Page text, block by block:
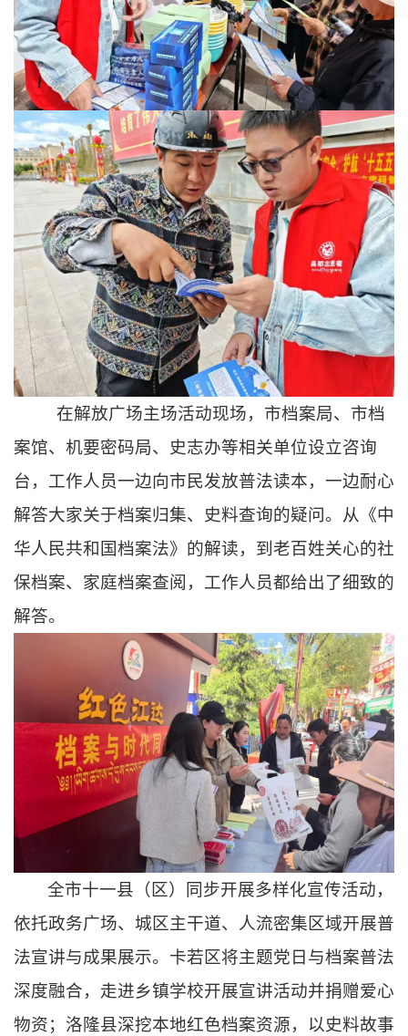
在解放广场主场活动现场，市档案局、市档
案馆、机要密码局、史志办等相关单位设立咨询
台，工作人员一边向市民发放普法读本，一边耐心
解答大家关于档案归集、史料查询的疑问。从《中
华人民共和国档案法》的解读，到老百姓关心的社
保档案、家庭档案查阅，工作人员都给出了细致的
解答。
全市十一县（区）同步开展多样化宣传活动，
依托政务广场、城区主干道、人流密集区域开展普
法宣讲与成果展示。卡若区将主题党日与档案普法
深度融合，走进乡镇学校开展宣讲活动并捐赠爱心
物资；洛隆县深挖本地红色档案资源，以史料故事